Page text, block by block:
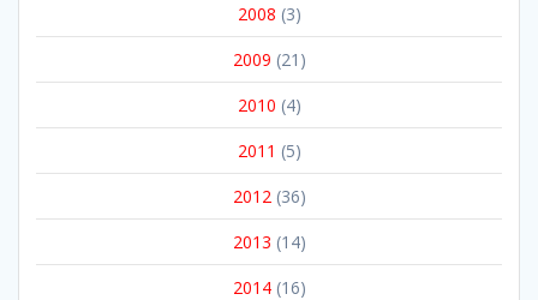
2008 (3)
2009 (21)
2010 (4)
2011 (5)
2012(36)
2013 (14)
2014(16)